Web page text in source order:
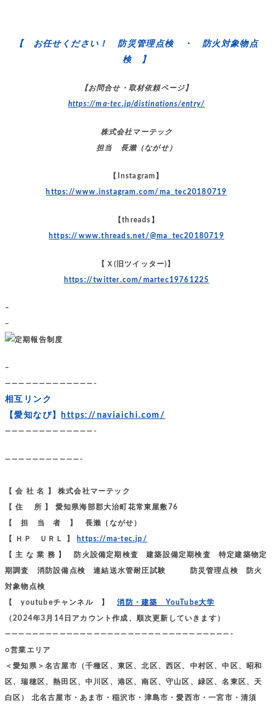
【 お任せください！ 防災管理点検 ・ 防火対象物点
検 】
【お問合せ・取材依頼ページ】
https://ma-tec.jp/distinations/entry/
株式会社マーテック
担当 長瀨（ながせ）
【Instagram】
https://www.instagram.com/ma_tec20180719
【threads】
https://www.threads.net/@ma_tec20180719
【Ｘ(旧ツイッター)】
https://twitter.com/martec19761225
–
–
–
—————————————-
相互リンク
【愛知なび】
https://naviaichi.com/
—————————————-
———————————-
【 会 社 名 】 株式会社マーテック
【 住 所 】 愛知県海部郡大治町花常東屋敷76
【 担 当 者 】 長瀨（ながせ）
【 ＨＰ ＵＲＬ 】 https://ma-tec.jp/
【 主 な 業 務 】 防火設備定期検査 建築設備定期検査 特定建築物定
期調査 消防設備点検 連結送水管耐圧試験 防災管理点検 防火
対象物点検
【 youtubeチャンネル 】消防・建築 YouTube大学
（2024年3月14日アカウント作成、順次更新していきます）
—————————————————————————————————-
○営業エリア
＜愛知県＞名古屋市（千種区、東区、北区、西区、中村区、中区、昭和
区、瑞穂区、熱田区、中川区、港区、南区、守山区、緑区、名東区、天
白区） 北名古屋市・あま市・稲沢市・津島市・愛西市・一宮市・清須